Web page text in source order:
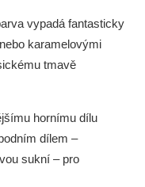
vypadá fantasticky
karamelovými
tmavě
hornímu dílu
dílem –
sukní – pro